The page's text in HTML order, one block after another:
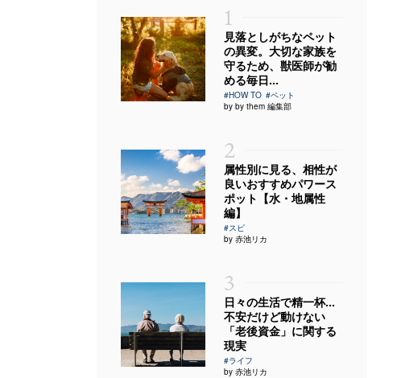
1
見落としがちなペット
の異変。大切な家族を
守るため、獣医師が勧
める毎日...
#HOW TO #ペット
by by them 編集部
2
属性別に見る、相性が
良いおすすめパワース
ポット【水・地属性
編】
#スピ
by 赤池リカ
3
日々の生活で精一杯…
不安だけど動けない
「老後資金」に関する
現実
#ライフ
by 赤池リカ